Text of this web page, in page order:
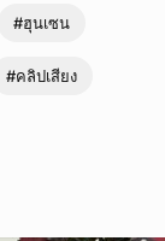
#ฮุนเซน
#คลิปเสียง